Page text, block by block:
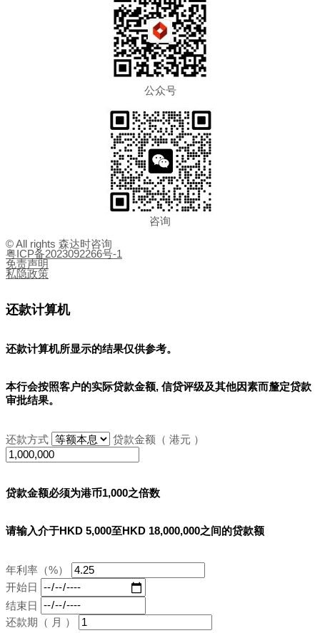
公众号
咨询
© All rights 森达时咨询
粤ICP备2023092266号-1
免责声明
私隐政策
还款计算机
还款计算机所显示的结果仅供参考。
本行会按照客户的实际贷款金额, 信贷评级及其他因素而釐定贷款
审批结果。
还款方式 贷款金额（ 港元 ）
贷款金额必须为港币1,000之倍数
请输入介于HKD 5,000至HKD 18,000,000之间的贷款额
年利率（%）
开始日
结束日
还款期（ 月 ）